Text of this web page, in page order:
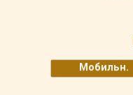
Мобильн.